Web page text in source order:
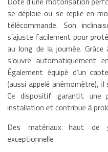
se déploie ou se replie en
télécommande. Son
s’ajuste facilement pour
au long de la journée.
s’ouvre automatiquement
Également équipé d’un
(aussi appelé anémomètre),
Ce dispositif garantit une
installation et contribue à
Des matériaux haut de
exceptionnelle